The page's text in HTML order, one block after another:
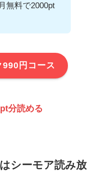
無料で2000pt
990円コース
分読める
シーモア読み放